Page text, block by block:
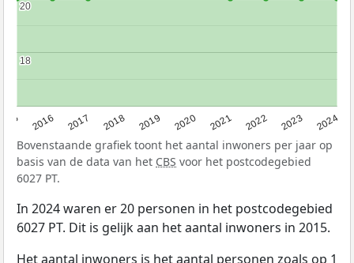
2016 2017 2018 2019 2020 2021 2022 2023 2024
18
18
20
20
Bovenstaande grafiek toont het aantal inwoners per jaar op
basis van de data van het CBS voor het postcodegebied
6027 PT.
In 2024 waren er 20 personen in het postcodegebied
6027 PT. Dit is gelijk aan het aantal inwoners in 2015.
Het aantal inwoners is het aantal personen zoals op 1